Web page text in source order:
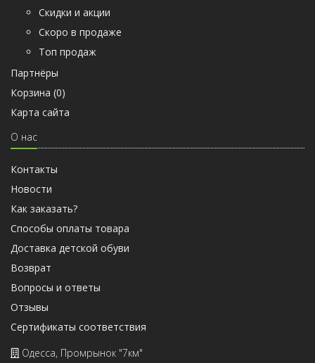
Скидки и акции
Скоро в продаже
Топ продаж
Партнёры
Корзина (0)
Карта сайта
О нас
Контакты
Новости
Как заказать?
Способы оплаты товара
Доставка детской обуви
Возврат
Вопросы и ответы
Отзывы
Cертификаты соответствия
Одесса, Промрынок "7км"